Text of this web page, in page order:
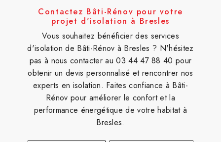
Contactez Bâti-Rénov pour votre
projet d'isolation à Bresles
Vous souhaitez bénéficier des services
d'isolation de Bâti-Rénov à Bresles ? N'hésitez
pas à nous contacter au 03 44 47 88 40 pour
obtenir un devis personnalisé et rencontrer nos
experts en isolation. Faites confiance à Bâti-
Rénov pour améliorer le confort et la
performance énergétique de votre habitat à
Bresles.